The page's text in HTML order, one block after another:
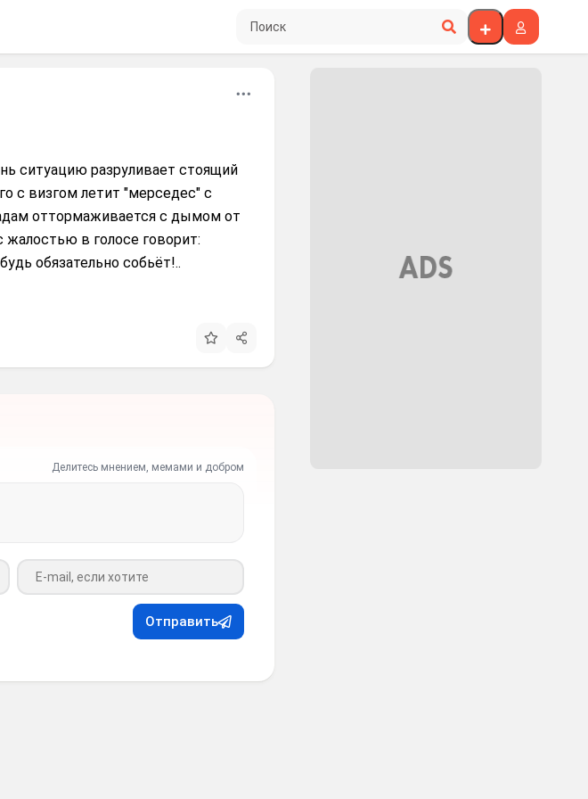
Поиск по сайту
ситуацию разруливает стоящий
с визгом летит "мерседес" с
оттормаживается с дымом от
жалостью в голосе говорит:
обязательно собьёт!..
Делитесь мнением, мемами и добром
Ваш e-mail
Отправить